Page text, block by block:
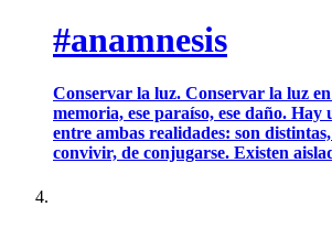
#anamnesis
Conservar la luz. Conservar la luz
memoria, ese paraíso, ese daño. Hay
entre ambas realidades: son
convivir, de conjugarse. Existen